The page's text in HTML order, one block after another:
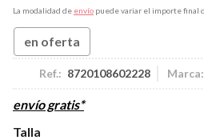
La modalidad de envío puede variar el importe final
en oferta
Ref.: 8720108602228 Marca:
envío gratis*
Talla